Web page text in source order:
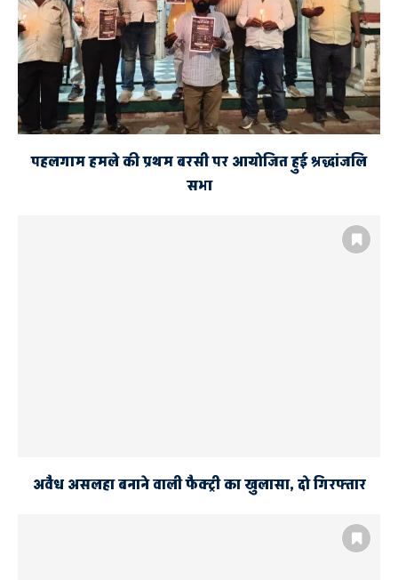
पहलगाम हमले की प्रथम बरसी पर आयोजित हुई श्रद्धांजलि
सभा
अवैध असलहा बनाने वाली फैक्ट्री का खुलासा, दो गिरफ्तार